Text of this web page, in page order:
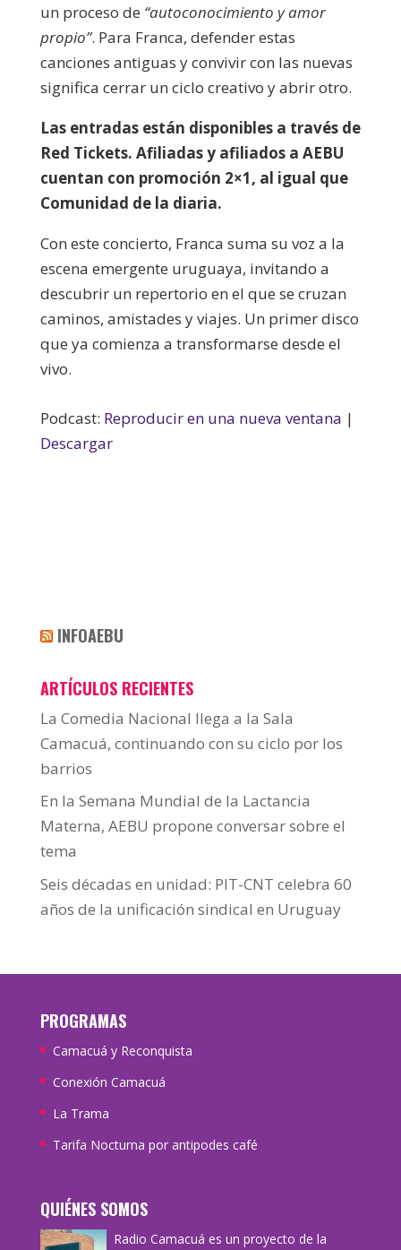
un proceso de “autoconocimiento y amor
propio”. Para Franca, defender estas
canciones antiguas y convivir con las nuevas
significa cerrar un ciclo creativo y abrir otro.
Las entradas están disponibles a través de
Red Tickets. Afiliadas y afiliados a AEBU
cuentan con promoción 2×1, al igual que
Comunidad de la diaria.
Con este concierto, Franca suma su voz a la
escena emergente uruguaya, invitando a
descubrir un repertorio en el que se cruzan
caminos, amistades y viajes. Un primer disco
que ya comienza a transformarse desde el
vivo.
Podcast: Reproducir en una nueva ventana |
Descargar
INFOAEBU
ARTÍCULOS RECIENTES
La Comedia Nacional llega a la Sala
Camacuá, continuando con su ciclo por los
barrios
En la Semana Mundial de la Lactancia
Materna, AEBU propone conversar sobre el
tema
Seis décadas en unidad: PIT-CNT celebra 60
años de la unificación sindical en Uruguay
PROGRAMAS
Camacuá y Reconquista
Conexión Camacuá
La Trama
Tarifa Nocturna por antipodes café
QUIÉNES SOMOS
Radio Camacuá es un proyecto de la